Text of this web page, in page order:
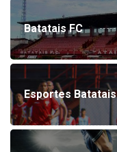
Batatais FC
Esportes Batatais